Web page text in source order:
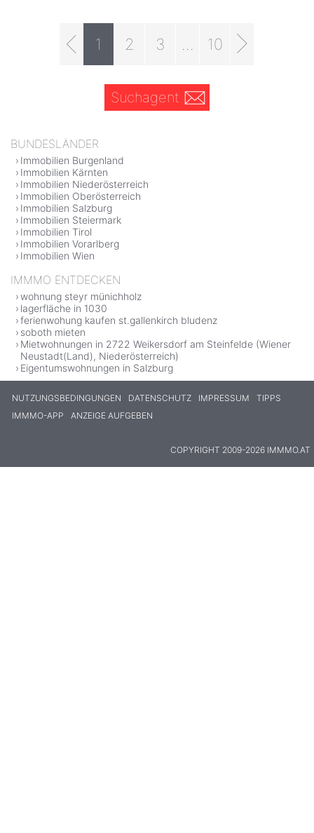
1 2 3 10
Suchagent
BUNDESLÄNDER
Immobilien Burgenland
Immobilien Kärnten
Immobilien Niederösterreich
Immobilien Oberösterreich
Immobilien Salzburg
Immobilien Steiermark
Immobilien Tirol
Immobilien Vorarlberg
Immobilien Wien
IMMMO ENTDECKEN
wohnung steyr münichholz
lagerfläche in 1030
ferienwohung kaufen st.gallenkirch bludenz
soboth mieten
Mietwohnungen in 2722 Weikersdorf am Steinfelde (Wiener
Neustadt(Land), Niederösterreich)
Eigentumswohnungen in Salzburg
NUTZUNGSBEDINGUNGEN DATENSCHUTZ IMPRESSUM
TIPPS
IMMMO-APP
ANZEIGE AUFGEBEN
COPYRIGHT 2009-2026 IMMMO.AT